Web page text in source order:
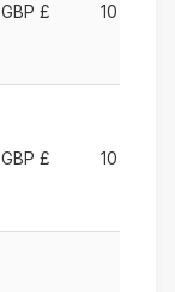
GBP £ 10
GBP £ 10